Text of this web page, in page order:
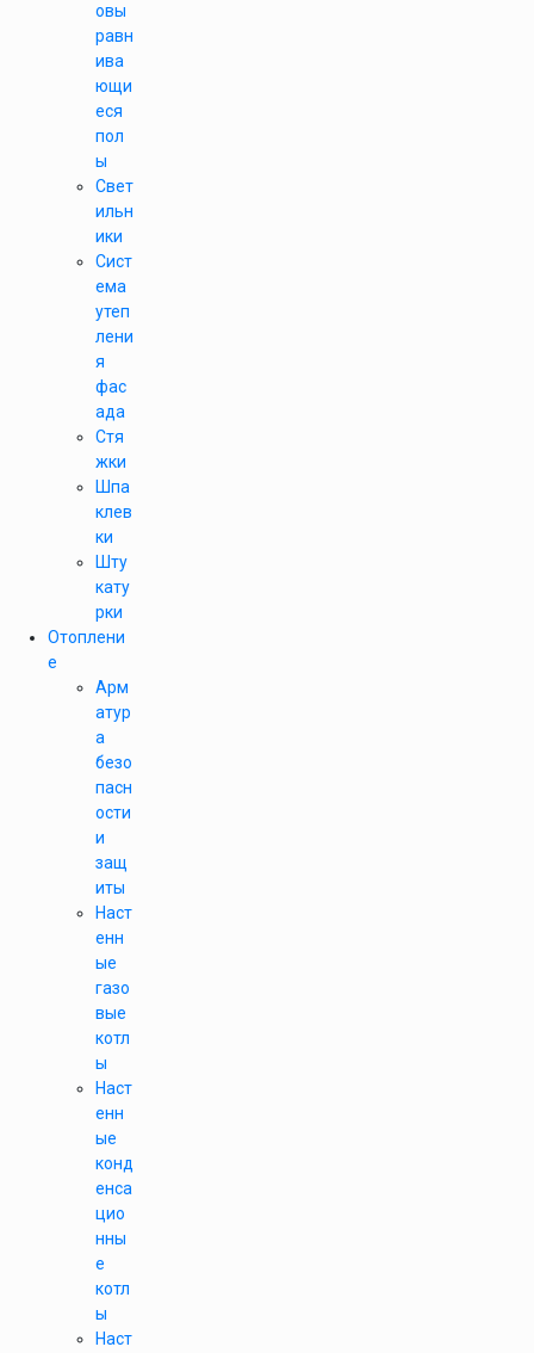
овы
равн
ива
ющи
еся
пол
ы
Свет
ильн
ики
Сист
ема
утеп
лени
я
фас
ада
Стя
жки
Шпа
клев
ки
Шту
кату
рки
Отоплени
е
Арм
атур
а
безо
пасн
ости
и
защ
иты
Наст
енн
ые
газо
вые
котл
ы
Наст
енн
ые
конд
енса
цио
нны
е
котл
ы
Наст